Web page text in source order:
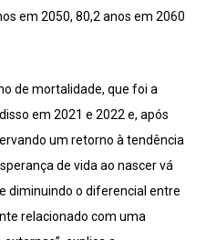
em 2050, 80,2 anos em 2060
de mortalidade, que foi a
em 2021 e 2022 e, após
um retorno à tendência
de vida ao nascer vá
diminuindo o diferencial entre
relacionado com uma